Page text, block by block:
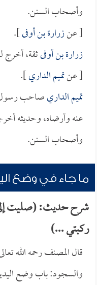
وأصحاب السنن.
[ عنزرارة بن أوفى].
زرارة بن أوفىثقة،
[ عنتميم الداري].
تميم الداريصاحب رسول
عنه وأرضاه، وحديثه
وأصحاب السنن.
ما جاء في وضع
شرح حديث: (صليت
ركبتي ...)
قال المصنف رحمه الله
والسجود: باب وضع